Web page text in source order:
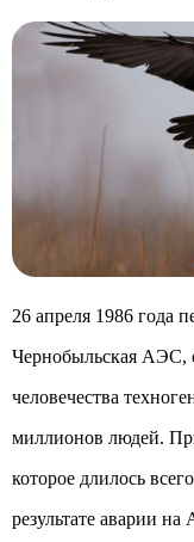
26 апреля 1986 года
Чернобыльская АЭС,
человечества
миллионов людей.
которое длилось
результате аварии